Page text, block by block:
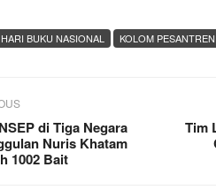
HARI BUKU NASIONAL KOLOM PESANTREN
di Tiga Negara
Nuris Khatam
1002 Bait
Tim